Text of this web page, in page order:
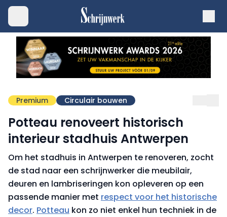
Premium Circulair bouwen
Potteau renoveert historisch
interieur stadhuis Antwerpen
Om het stadhuis in Antwerpen te renoveren, zocht
de stad naar een schrijnwerker die meubilair,
deuren en lambriseringen kon opleveren op een
passende manier met respect voor het historische
decor. Potteau kon zo niet enkel hun techniek in de